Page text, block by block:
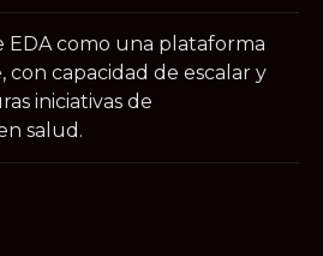
EDA como una plataforma
con capacidad de escalar y
iniciativas de
salud.